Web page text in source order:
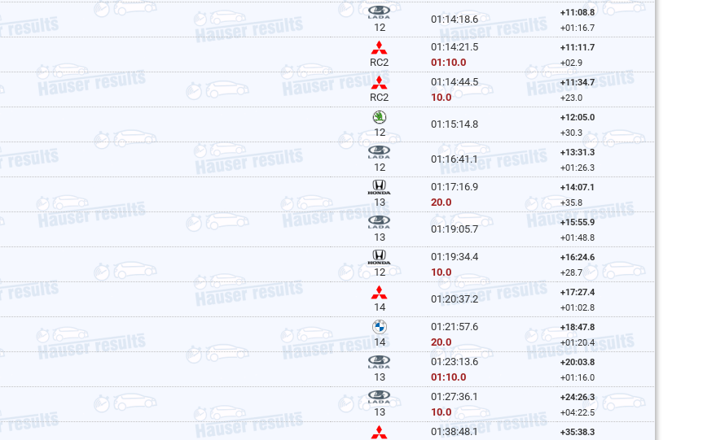
12
01:14:18.6
+11:08.8
+01:16.7
RC2
01:14:21.5
01:10.0
+11:11.7
+02.9
RC2
01:14:44.5
10.0
+11:34.7
+23.0
12
01:15:14.8
+12:05.0
+30.3
12
01:16:41.1
+13:31.3
+01:26.3
13
01:17:16.9
20.0
+14:07.1
+35.8
13
01:19:05.7
+15:55.9
+01:48.8
12
01:19:34.4
10.0
+16:24.6
+28.7
14
01:20:37.2
+17:27.4
+01:02.8
14
01:21:57.6
20.0
+18:47.8
+01:20.4
13
01:23:13.6
01:10.0
+20:03.8
+01:16.0
13
01:27:36.1
10.0
+24:26.3
+04:22.5
01:38:48.1 +35:38.3